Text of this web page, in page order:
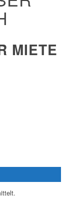
MIETE